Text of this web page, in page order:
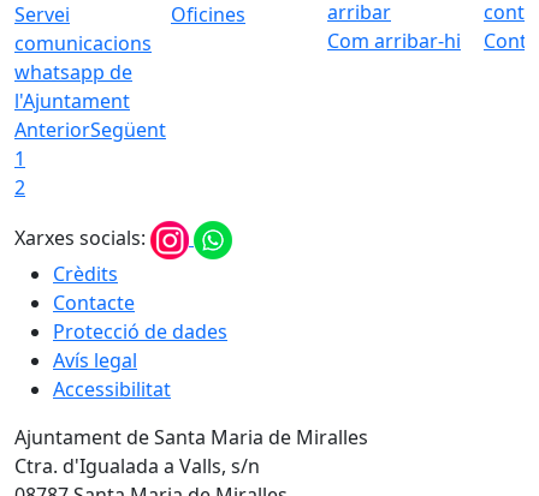
Servei
comunicacions
whatsapp de
l'Ajuntament
Oficines
Com arribar-hi
AnteriorSegüent
1
2
Xarxes socials:
Crèdits
Contacte
Protecció de dades
Avís legal
Accessibilitat
Ajuntament de Santa Maria de Miralles
Ctra. d'Igualada a Valls, s/n